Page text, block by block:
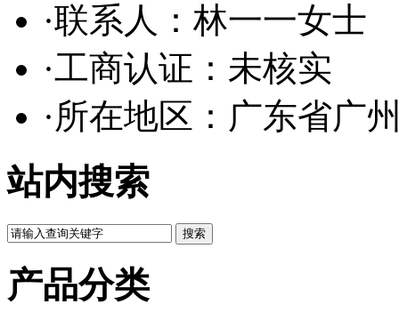
·联系人：林一一女士
·工商认证： 未核实
·所在地区：广东省广
站内搜索
产品分类